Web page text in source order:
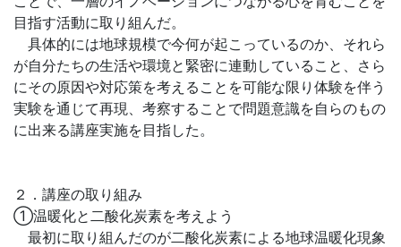
目指す活動に取り組んだ。
具体的には地球規模で今何が起こっているのか、それら
が自分たちの生活や環境と緊密に連動していること、さら
にその原因や対応策を考えることを可能な限り体験を伴う
実験を通じて再現、考察することで問題意識を自らのもの
に出来る講座実施を目指した。
２．講座の取り組み
①温暖化と二酸化炭素を考えよう
最初に取り組んだのが二酸化炭素による地球温暖化現象